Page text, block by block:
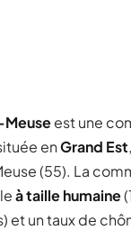
est une
enGrand Est
(55). La
à taille humaine
et un taux de